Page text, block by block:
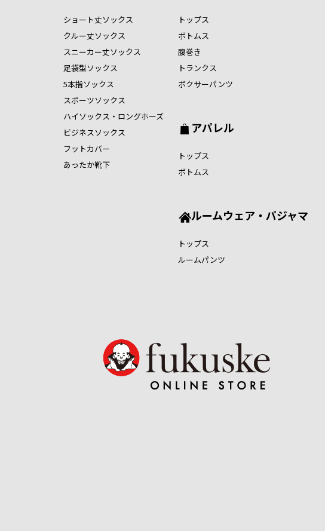
ショート丈ソックス
クルー丈ソックス
スニーカー丈ソックス
足袋型ソックス
5本指ソックス
スポーツソックス
ハイソックス・ロングホーズ
ビジネスソックス
フットカバー
あったか靴下
トップス
ボトムス
腹巻き
トランクス
ボクサーパンツ
アパレル
トップス
ボトムス
ルームウェア・パジャマ
トップス
ルームパンツ